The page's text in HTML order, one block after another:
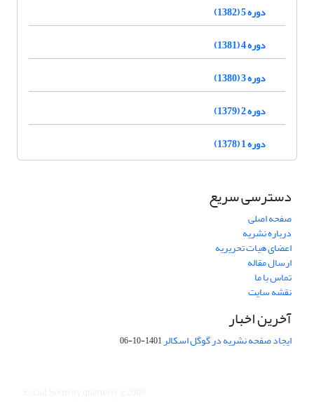
دوره 5 (1382)
دوره 4 (1381)
دوره 3 (1380)
دوره 2 (1379)
دوره 1 (1378)
دسترسی سریع
صفحه اصلی
درباره نشریه
اعضای هیات تحریریه
ارسال مقاله
تماس با ما
نقشه سایت
آخرین اخبار
ایجاد صفحه نشریه در گوگل اسکالر1401-10-06